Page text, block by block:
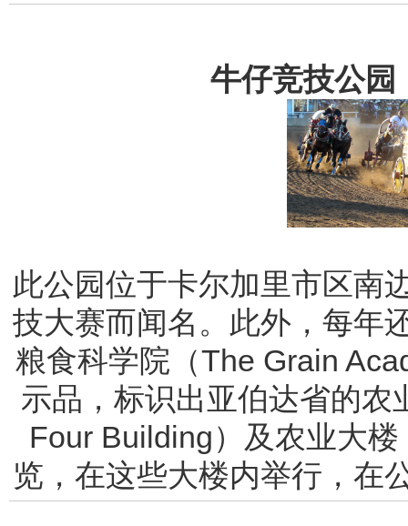
牛仔竞技公
此公园位于卡尔加里市区南
技大赛而闻名。此外，每年
粮食科学院（The Grain
示品，标识出亚伯达省的
Four Building）及农业大
览，在这些大楼内举行，在